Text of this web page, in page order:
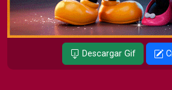
Descargar Gif